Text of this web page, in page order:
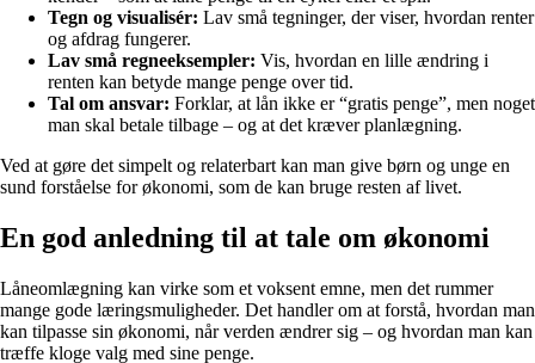
Tegn og visualisér: Lav små tegninger, der viser, hvordan renter
og afdrag fungerer.
Lav små regneeksempler: Vis, hvordan en lille ændring i
renten kan betyde mange penge over tid.
Tal om ansvar: Forklar, at lån ikke er “gratis penge”, men noget
man skal betale tilbage – og at det kræver planlægning.
Ved at gøre det simpelt og relaterbart kan man give børn og unge en
sund forståelse for økonomi, som de kan bruge resten af livet.
En god anledning til at tale om økonomi
Låneomlægning kan virke som et voksent emne, men det rummer
mange gode læringsmuligheder. Det handler om at forstå, hvordan man
kan tilpasse sin økonomi, når verden ændrer sig – og hvordan man kan
træffe kloge valg med sine penge.